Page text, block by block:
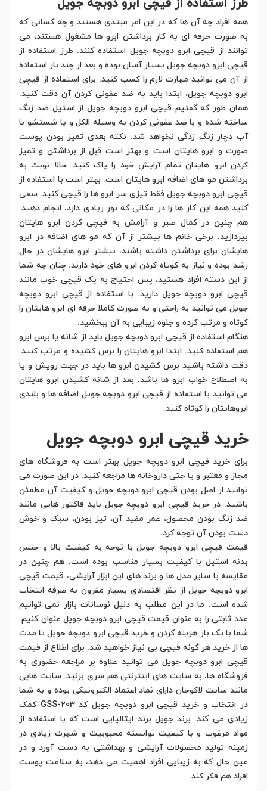
طرز استفاده از قیچی ابرو دوبچه جویل
همه افراد چه آن ها که در این امر مبتدی هستند و چه کسانی که
به صورت حرفه ای به کار برداشتن ابرو ها مشغول هستند، می
توانند از قیچی ابرو دوبچه جویل استفاده کنند. طرز استفاده از
قیچی ابرو دوبچه جویل بسیار آسان بوده و بعد از چند بار استفاده
از آن می توانید مهارت لازم را کسب کنید. برای استفاده از قیچی
ابرو دوبچه جویل، ابتدا باید به ضد عفونی کردن آن دقت کنید.
همان طور که گفتیم قیچی ابرو دوبچه جویل از استیل ضد زنگ
ساخته شده و با ضد عفونی کردن به وسیله الکل و یا شستشو با
آب دچار زنگ زدگی نخواهد شد. نکته بعدی تمیز بودن پوست
صورت و ابرو هایتان است و بهتر است قبل از برداشتن و تمیز
کردن ابرو هایتان تمام آرایش خود را پاک کنید. حالا نوبت به
برداشتن مو های اضافه ابرو هایتان است. بهتر است با استفاده از
قیچی ابرو دوبچه جویل فقط تیزی سر ابرو ها را قیچی کنید. سعی
کنید همه این کار ها را در مکانی که نور زیادی دارد، انجام دهید.
هم چنین در کمال صبر و آرامش به قیچی کردن ابرو هایتان
بپردازید. برخی خانم ها بیشتر از آن که مو های اضافه در ابرو
هایشان برای برداشتن داشته باشند، بیشتر ابرو هایشان در حال
رشد بوده و نیاز به کوتاه کردن ابرو های خود دارند. چنان چه شما
از این دسته افراد هستید، پس احتیاج به یک قیچی خوب مانند
قیچی ابرو دوبچه جویل دارید. با استفاده از قیچی ابرو دوبچه
جویل می توانید به راحتی و به صورت کاملا حرفه ای ابرو هایتان را
کوتاه و مرتب کرده و جلوه زیبایی به آن ببخشید.
هنگام استفاده از قیچی ابرو دوبچه جویل باید از شانه یا برس ابرو
هم استفاده کنید. ابتدا ابرو هایتان را برس کشیده و مرتب کنید.
دقت داشته باشید برس کشیدن ابرو ها باید در جهت رویش و یا
به اصطلاح خواب ابرو ها باشد. بعد از شانه کشیدن ابرو هایتان
می توانید با استفاده از قیچی ابرو دوبچه جویل اضافه ها و بلندی
ابروهایتان را کوتاه کنید.
خرید قیچی ابرو دوبچه جویل
برای خرید قیچی ابرو دوبچه جویل بهتر است به فروشگاه های
مجاز و معتبر و یا حتی داروخانه ها مراجعه کنید. در این صورت می
توانید از اصل بودن قیچی ابرو دوبچه جویل و کیفیت آن مطمئن
باشید. در خرید قیچی ابرو دوبچه جویل باید فاکتور هایی مانند
ضد زنگ بودن محصول، عمر مفید آن، تیز بودن، سبک و خوش
دست بودن آن توجه کرد.
قیمت قیچی ابرو دوبچه جویل با توجه به کیفیت بالا و جنس
بدنه استیل با کیفیت بسیار مناسب بوده است. هم چنین در
مقایسه با سایر مدل ها و برند های این ابزار آرایشی، قیمت قیچی
ابرو دوبچه جویل از نظر اقتصادی بسیار مقرون به صرفه انتخاب
شده است. ما در این مطلب به دلیل نوسانات بازار نمی توانیم
عدد ثابتی را به عنوان قیمت قیچی ابرو دوبچه جویل عنوان کنیم.
شما با یک بار هزینه کردن و خرید قیچی ابرو دوبچه جویل تا مدت
ها از خرید هر گونه قیچی بی نیاز خواهید شد. برای اطلاع از قیمت
قیچی ابرو دوبچه جویل می توانید علاوه بر مراجعه حضوری به
فروشگاه ها، به سایت های اینترنتی هم سری بزنید. سایت هایی
مانند سایت لاکوجان دارای نماد اعتماد الکترونیکی بوده و به شما
در انتخاب و خرید قیچی ابرو دوبچه جویل کد GSS-203 کمک
زیادی می کند. برند جویل برند ایتالیایی است که با استفاده از
مواد مرغوب و با کیفیت توانسته محبوبیت و شهرت زیادی در
زمینه تولید محصولات آرایشی و بهداشتی به دست آورد و در
عین حال که به زیبایی افراد اهمیت می دهد، به سلامت پوست
افراد هم فکر کند.